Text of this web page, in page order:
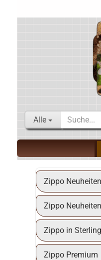
Alle
Zippo
Zippo
Zippo in
Zippo Premium